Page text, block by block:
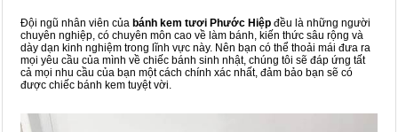
Đội ngũ nhân viên của bánh kem tươi Phước Hiệp đều là những người
chuyên nghiệp, có chuyên môn cao về làm bánh, kiến thức sâu rộng và
dày dạn kinh nghiệm trong lĩnh vực này. Nên bạn có thể thoải mái đưa ra
mọi yêu cầu của mình về chiếc bánh sinh nhật, chúng tôi sẽ đáp ứng tất
cả mọi nhu cầu của bạn một cách chính xác nhất, đảm bảo bạn sẽ có
được chiếc bánh kem tuyệt vời.